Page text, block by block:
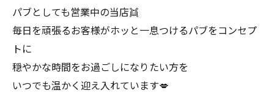
パブとしても営業中の当店👯
毎日を頑張るお客様がホッと一息つけるパブをコンセプ
トに
穏やかな時間をお過ごしになりたい方を
いつでも温かく迎え入れています💋